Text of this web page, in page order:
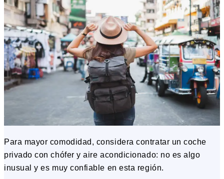
Para mayor comodidad, considera contratar un coche
privado con chófer y aire acondicionado: no es algo
inusual y es muy confiable en esta región.